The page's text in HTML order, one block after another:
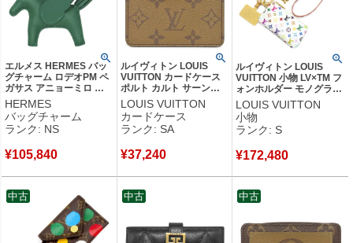
エルメス HERMES バッ
グチャーム ロデオPM ペ
ガサス アニョーミロ ヴ
ェールモワイヤン 新品
未使用 オールグリーン W
【箱】 【中古】未使用保
管品
HERMES
バッグチャーム
ランク: NS
¥105,840
ルイヴィトン LOUIS
VUITTON カードケース
ポルト カルト サーンプ
ル モノグラムキャンバス
モノグラムリバースキャ
ンバス モノグラムリバー
ス 茶 M69161 RFID
品
LOUIS VUITTON
カードケース
ランク: SA
¥37,240
ルイヴィトン LOUIS
VUITTON 小物 LV×TM フ
ォンホルダー モノグラム
マルチカラー ブロン ゴー
ルド金具 ストラップ 村上
隆 M14099 DW0255
【箱】 【中古】未使用保
LOUIS VUITTON
小物
ランク: S
¥172,480
中古 中古 中古